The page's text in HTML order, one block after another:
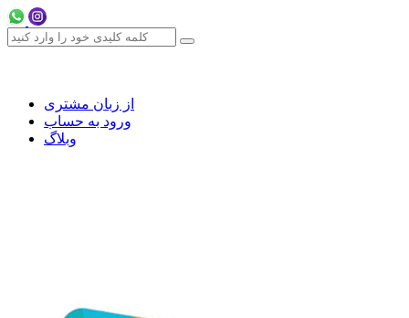
از زبان مشتری
ورود به حساب
وبلاگ